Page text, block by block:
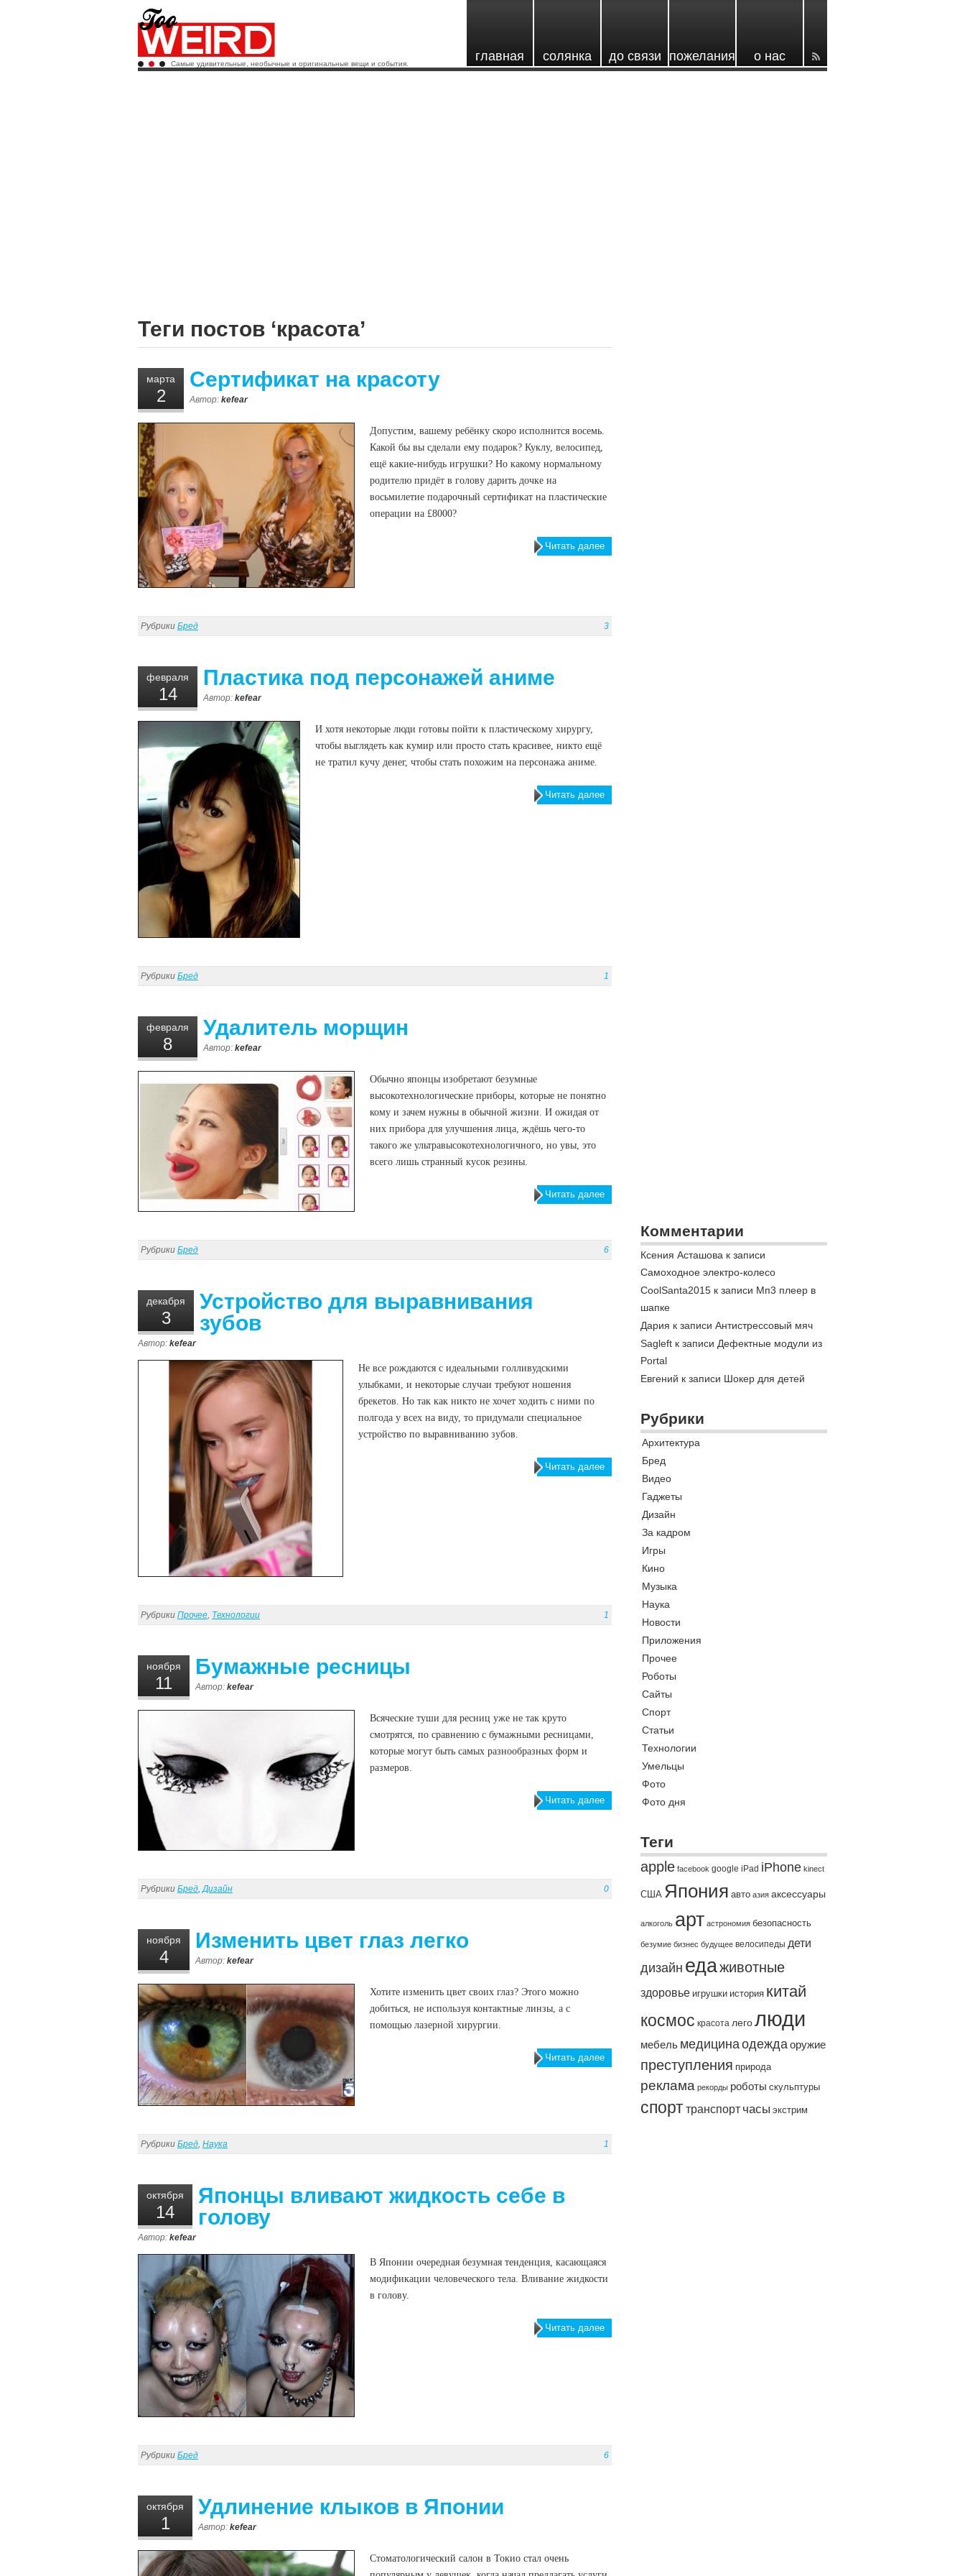
Самые удивительные, необычные и оригинальные вещи и события.
главная солянка до связи пожелания о нас
Теги постов ‘красота’
марта
2
Сертификат на красоту
Автор: kefear
Допустим, вашему ребёнку скоро исполнится восемь.
Какой бы вы сделали ему подарок? Куклу, велосипед,
ещё какие-нибудь игрушки? Но какому нормальному
родителю придёт в голову дарить дочке на
восьмилетие подарочный сертификат на пластические
операции на £8000?
Читать далее
Рубрики Бред 3
февраля
14
Пластика под персонажей аниме
Автор: kefear
И хотя некоторые люди готовы пойти к пластическому хирургу,
чтобы выглядеть как кумир или просто стать красивее, никто ещё
не тратил кучу денег, чтобы стать похожим на персонажа аниме.
Читать далее
Рубрики Бред 1
февраля
8
Удалитель морщин
Автор: kefear
Обычно японцы изобретают безумные
высокотехнологические приборы, которые не понятно
кому и зачем нужны в обычной жизни. И ожидая от
них прибора для улучшения лица, ждёшь чего-то
такого же ультравысокотехнологичного, но увы, это
всего лишь странный кусок резины.
Читать далее
Рубрики Бред 6
декабря
3
Устройство для выравнивания
зубов
Автор: kefear
Не все рождаются с идеальными голливудскими
улыбками, и некоторые случаи требуют ношения
брекетов. Но так как никто не хочет ходить с ними по
полгода у всех на виду, то придумали специальное
устройство по выравниванию зубов.
Читать далее
Рубрики Прочее, Технологии 1
ноября
11
Бумажные ресницы
Автор: kefear
Всяческие туши для ресниц уже не так круто
смотрятся, по сравнению с бумажными ресницами,
которые могут быть самых разнообразных форм и
размеров.
Читать далее
Рубрики Бред,Дизайн 0
ноября
4
Изменить цвет глаз легко
Автор: kefear
Хотите изменить цвет своих глаз? Этого можно
добиться, не используя контактные линзы, а с
помощью лазерной хирургии.
Читать далее
Рубрики Бред, Наука 1
октября
14
Японцы вливают жидкость себе в
голову
Автор: kefear
В Японии очередная безумная тенденция, касающаяся
модификации человеческого тела. Вливание жидкости
в голову.
Читать далее
Рубрики Бред 6
октября
1
Удлинение клыков в Японии
Автор: kefear
Стоматологический салон в Токио стал очень
Комментарии
Ксения Асташова к записи
Самоходное электро-колесо
CoolSanta2015 к записи Мп3 плеер в
шапке
Дария к записи Антистрессовый мяч
Sagleft к записи Дефектные модули из
Portal
Евгений к записи Шокер для детей
Рубрики
Архитектура
Бред
Видео
Гаджеты
Дизайн
За кадром
Игры
Кино
Музыка
Наука
Новости
Приложения
Прочее
Роботы
Сайты
Спорт
Статьи
Технологии
Умельцы
Фото
Фото дня
Теги
apple facebook google iPad iPhone kinect
США Япония авто азия аксессуары
алкоголь арт астрономия безопасность
безумие бизнес будущее велосипеды дети
дизайн едаживотные
здоровье игрушки история китай
космос красота лего люди
мебель медицинаодежда оружие
преступления природа
реклама рекорды роботы скульптуры
спорттранспорт часы экстрим